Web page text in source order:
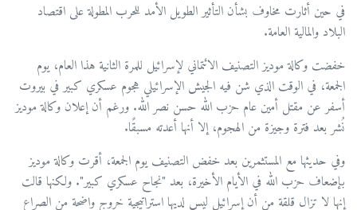
في حين أثارت مخاوف بشأن التأثير الطويل الأمد للحرب المطولة على اقتصاد
البلاد والمالية العامة.
خفضت وكالة موديز التصنيف الائتماني لإسرائيل للمرة الثانية هذا العام، يوم
الجمعة، في الوقت الذي شن فيه الجيش الإسرائيلي هجوم عسكري كبير في بيروت
أسفر عن مقتل أمين عام حزب الله حسن نصر الله. ورغم أن إعلان وكالة موديز
نُشر بعد فترة وجيزة من الهجوم، إلا أنها أعدته مسبقًا.
وفي حديثها مع المستثمرين بعد خفض التصنيف يوم الجمعة، أقرت وكالة موديز
بإضعاف حزب الله في الأيام الأخيرة، بعد "نجاح عسكري كبير". ولكنها قالت
إنها لا تزال قلقة من أن إسرائيل ليس لديها استراتيجية خروج واضحة من الصراع